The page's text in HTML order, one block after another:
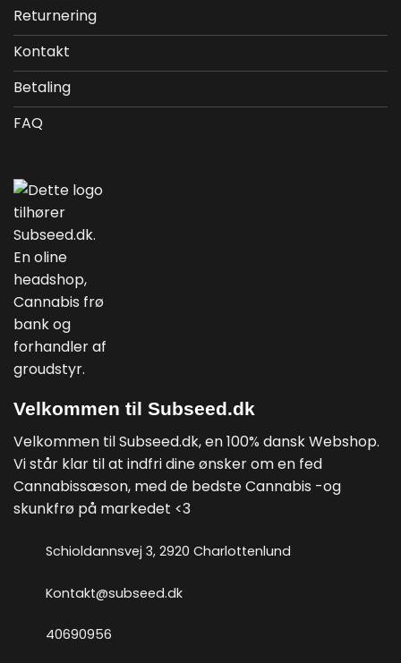
Returnering
Kontakt
Betaling
FAQ
Velkommen til Subseed.dk
Velkommen til Subseed.dk, en 100% dansk Webshop.
Vi står klar til at indfri dine ønsker om en fed
Cannabissæson, med de bedste Cannabis -og
skunkfrø på markedet <3
Schioldannsvej 3, 2920 Charlottenlund
Kontakt@subseed.dk
40690956